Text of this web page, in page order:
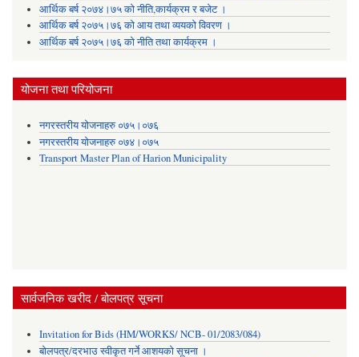
आर्थिक बर्ष २०७४।७५ को नीति,कार्यक्रम र बजेट ।
आर्थिक बर्ष २०७५।७६ को आय तथा व्ययकाे विवरण ।
आर्थिक बर्ष २०७५।७६ को नीति तथा कार्यक्रम ।
योजना तथा परियोजना
नगरस्तरीय योजनाहरु ०७५।०७६
नगरस्तरीय योजनाहरु ०७४।०७५
Transport Master Plan of Harion Municipality
सार्वजनिक खरीद / बोलपत्र सूचना
Invitation for Bids (HM/WORKS/ NCB- 01/2083/084)
बोलपत्र/दरभाउ स्वीकृत गर्ने आशयको सूचना ।